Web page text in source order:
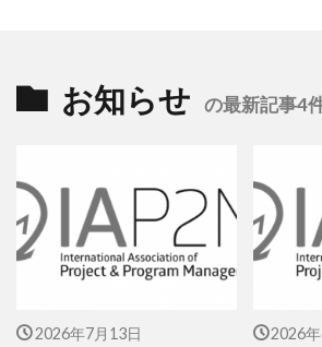
お知らせ の最新記事4
2026年7月13日 2026